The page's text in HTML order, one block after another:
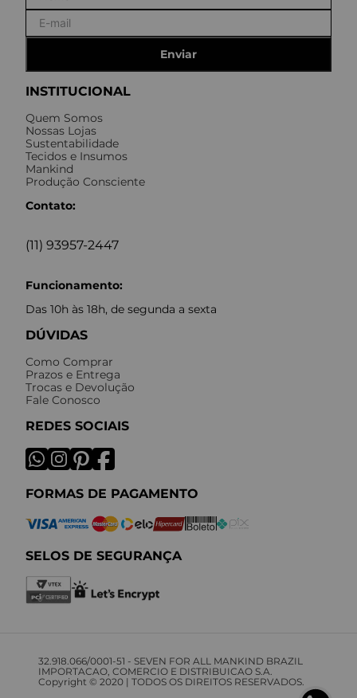
INSTITUCIONAL
Quem Somos
Nossas Lojas
Sustentabilidade
Tecidos e Insumos
Mankind
Produção Consciente
Contato:
(11) 93957-2447
Funcionamento:
Das 10h às 18h, de segunda a sexta
DÚVIDAS
Como Comprar
Prazos e Entrega
Trocas e Devolução
Fale Conosco
REDES SOCIAIS
FORMAS DE PAGAMENTO
SELOS DE SEGURANÇA
Enviar
32.918.066/0001-51 - SEVEN FOR ALL MANKIND BRAZIL
IMPORTACAO, COMERCIO E DISTRIBUICAO S.A.
Copyright © 2020 | TODOS OS DIREITOS RESERVADOS.